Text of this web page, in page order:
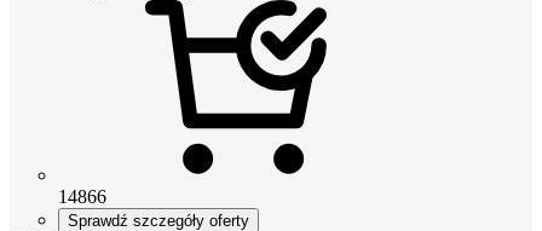
14866
Sprawdź szczegóły oferty